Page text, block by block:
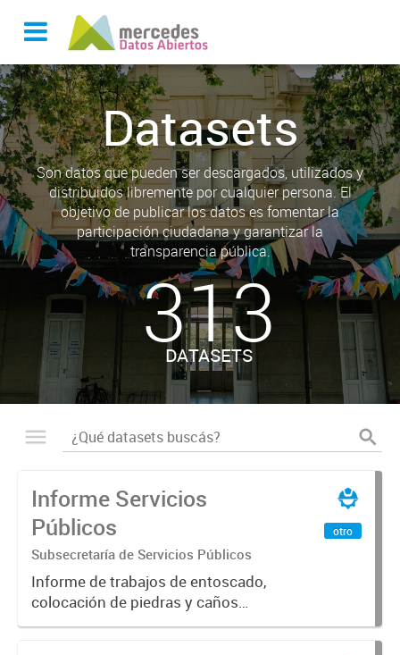
Datasets
Son datos que pueden ser descargados, utilizados y
distribuidos libremente por cualquier persona. El
objetivo de publicar los datos es fomentar la
participación ciudadana y garantizar la
transparencia pública.
313
DATASETS
Informe Servicios
Públicos
Subsecretaría de Servicios Públicos
Informe de trabajos de entoscado,
colocación de piedras y caños
(zanjeo - cruce de calles) Informe
otro